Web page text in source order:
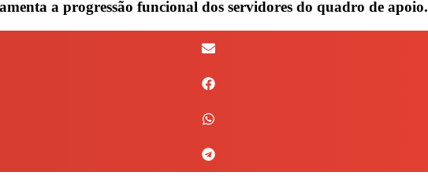
a progressão funcional dos servidores do quadro de apoio.